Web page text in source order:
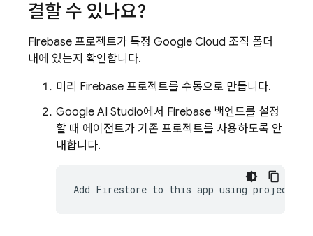
결할 수 있나요?
Firebase 프로젝트가 특정 Google Cloud 조직 폴더
내에 있는지 확인합니다.
미리 Firebase 프로젝트를 수동으로 만듭니다.
Google AI Studio에서 Firebase 백엔드를 설정
할 때 에이전트가 기존 프로젝트를 사용하도록 안
내합니다.
Add Firestore to this app using project